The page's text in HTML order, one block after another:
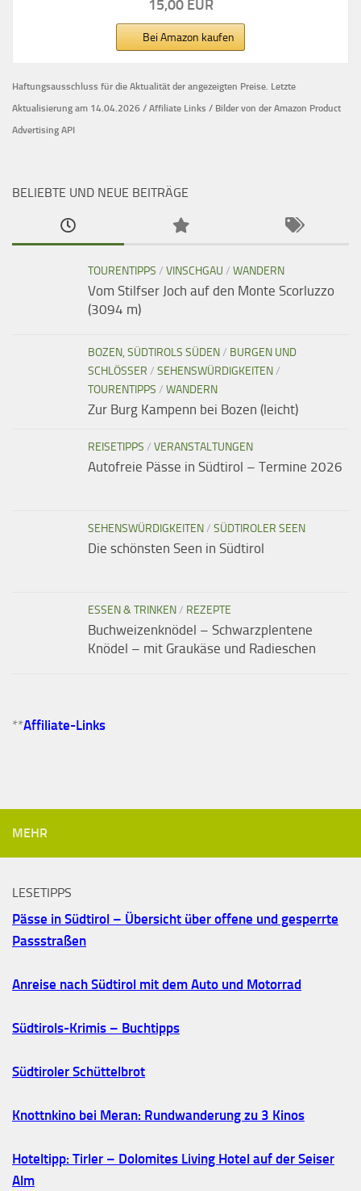
15,00 EUR
Bei Amazon kaufen
Haftungsausschluss für die Aktualität der angezeigten Preise. Letzte
Aktualisierung am 14.04.2026 / Affiliate Links / Bilder von der Amazon Product
Advertising API
BELIEBTE UND NEUE BEITRÄGE
TOURENTIPPS / VINSCHGAU / WANDERN
Vom Stilfser Joch auf den Monte Scorluzzo
(3094 m)
BOZEN, SÜDTIROLS SÜDEN/ BURGEN UND
SCHLÖSSER / SEHENSWÜRDIGKEITEN/
TOURENTIPPS / WANDERN
Zur Burg Kampenn bei Bozen (leicht)
REISETIPPS / VERANSTALTUNGEN
Autofreie Pässe in Südtirol – Termine 2026
SEHENSWÜRDIGKEITEN/ SÜDTIROLER SEEN
Die schönsten Seen in Südtirol
ESSEN & TRINKEN/ REZEPTE
Buchweizenknödel – Schwarzplentene
Knödel – mit Graukäse und Radieschen
**Affiliate-Links
MEHR
LESETIPPS
Pässe in Südtirol – Übersicht über offene und gesperrte
Passstraßen
Anreise nach Südtirol mit dem Auto und Motorrad
Südtirols-Krimis – Buchtipps
Südtiroler Schüttelbrot
Knottnkino bei Meran: Rundwanderung zu 3 Kinos
Hoteltipp: Tirler – Dolomites Living Hotel auf der Seiser
Alm